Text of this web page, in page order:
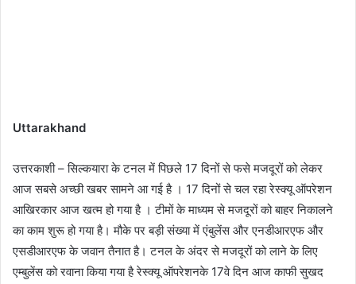
Uttarakhand
उत्तरकाशी – सिल्कयारा के टनल में पिछले 17 दिनों से फसे मजदूरों को लेकर
आज सबसे अच्छी खबर सामने आ गई है । 17 दिनों से चल रहा रेस्क्यू ऑपरेशन
आखिरकार आज खत्म हो गया है । टीमों के माध्यम से मजदूरों को बाहर निकालने
का काम शुरू हो गया है। मौके पर बड़ी संख्या में एंबुलेंस और एनडीआरएफ और
एसडीआरएफ के जवान तैनात है। टनल के अंदर से मजदूरों को लाने के लिए
एम्बुलेंस को रवाना किया गया है रेस्क्यू ऑपरेशनके 17वे दिन आज काफी सुखद